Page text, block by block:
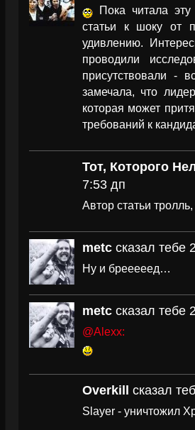
Пока читала
статьи к шоку от
удивлению.
проводили
присутствовали -
замечала, что
которая может
требований к
Тот, Которого
7:53 дп
Автор статьи
metc сказал тебе
Ну и брееееед…
metc сказал тебе
@Alexx:
Overkill сказал
Slayer - уничтожил